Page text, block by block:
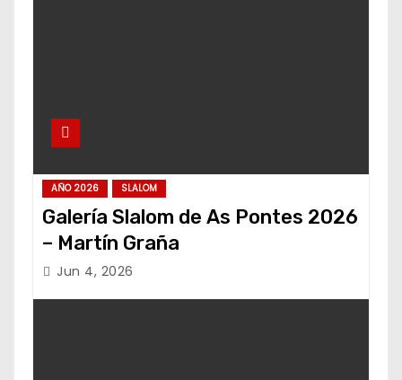
AÑO 2026 SLALOM
Galería Slalom de As Pontes 2026
– Martín Graña
Jun 4, 2026